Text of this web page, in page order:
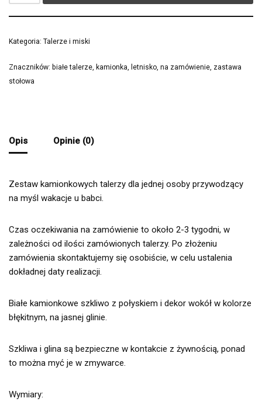
Kategoria: Talerze i miski
Znaczników: białe talerze, kamionka, letnisko, na zamówienie, zastawa
stołowa
Opis Opinie (0)
Zestaw kamionkowych talerzy dla jednej osoby przywodzący
na myśl wakacje u babci.
Czas oczekiwania na zamówienie to około 2-3 tygodni, w
zależności od ilości zamówionych talerzy. Po złożeniu
zamówienia skontaktujemy się osobiście, w celu ustalenia
dokładnej daty realizacji.
Białe kamionkowe szkliwo z połyskiem i dekor wokół w kolorze
błękitnym, na jasnej glinie.
Szkliwa i glina są bezpieczne w kontakcie z żywnością, ponad
to można myć je w zmywarce.
Wymiary: